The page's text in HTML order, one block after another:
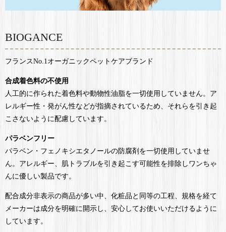
BIOGANCE
フランスNo.1オーガニックペットケアブランド
合成着色料の不使用
人工的に作られた着色料や動物性油脂を一切使用していません。ア
レルギー性・発がん性などが指摘されているため、それらを引き起
こさないように配慮しています。
パラベンフリー
パラベン・フェノキシエタノールの防腐剤を一切使用していませ
ん。アレルギー、肌トラブルを引き起こす可能性を排除しワンちゃ
んに優しい製品です。
配合成分非表示の商品が多い中、化粧品と同等の工程、規格を経て
メーカーは成分を明確に開示し、安心してお使いいただけるように
しています。